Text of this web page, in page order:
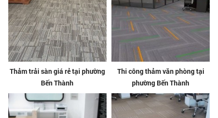
Thảm trải sàn giá rẻ tại phường
Bến Thành
Thi công thảm văn phòng tại
phường Bến Thành